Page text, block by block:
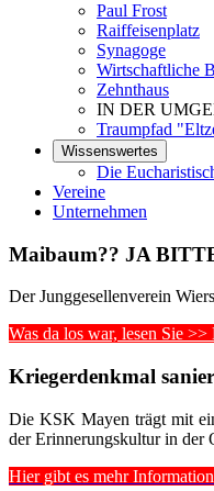
Paul Frost
Raiffeisenplatz
Synagoge
Wirtschaftliche
Zehnthaus
IN DER
Traumpfad
Wissenswertes
Die
Vereine
Unternehmen
Maibaum?? JA
Der Junggesellenverein
Was da los war, lesen Sie
Kriegerdenkmal
Die KSK Mayen trägt mit
der Erinnerungskultur in der
Hier gibt es mehr